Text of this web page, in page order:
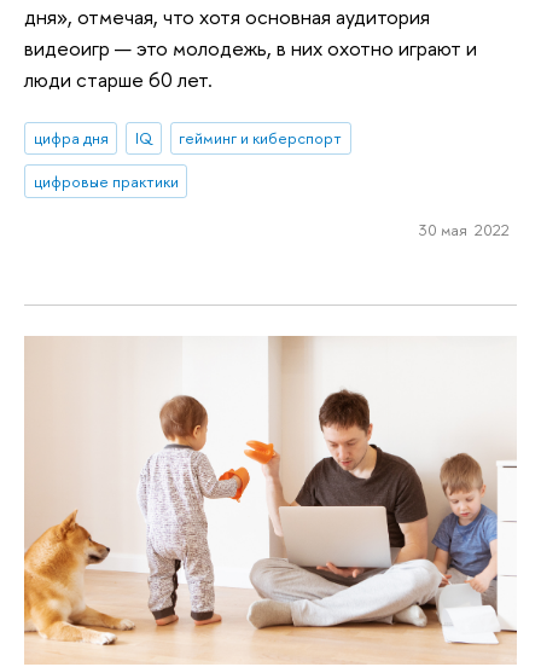
дня», отмечая, что хотя основная аудитория
видеоигр — это молодежь, в них охотно играют и
люди старше 60 лет.
цифра дня IQ
гейминг и киберспорт
цифровые практики
30 мая 2022